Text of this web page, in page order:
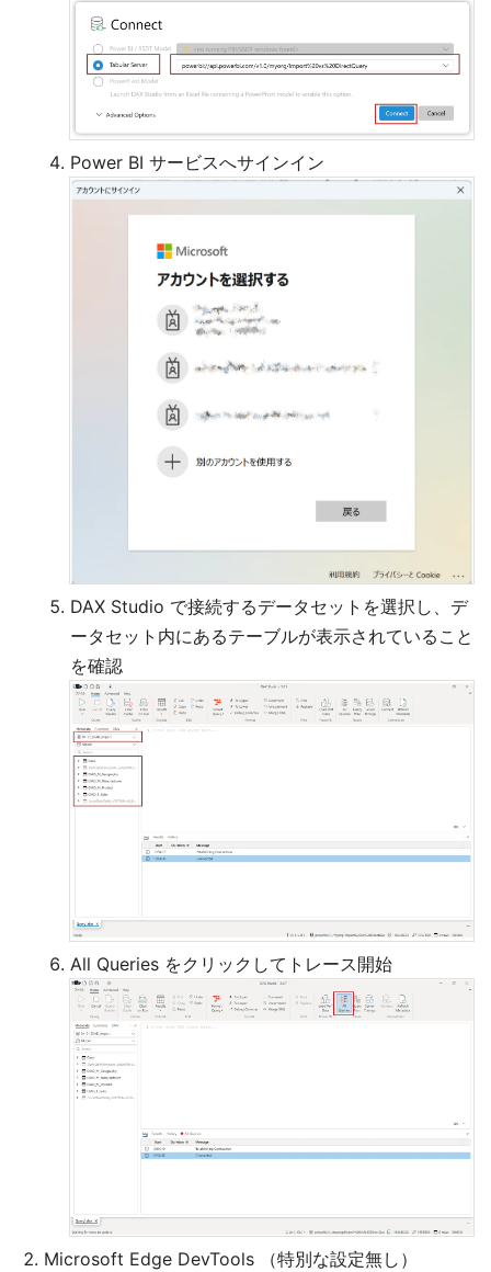
Power BI サービスへサインイン
DAX Studio で接続するデータセットを選択し、デ
ータセット内にあるテーブルが表示されていること
を確認
All Queries をクリックしてトレース開始
Microsoft Edge DevTools （特別な設定無し）